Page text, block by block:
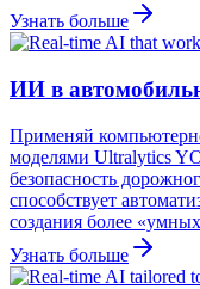
Узнать больше
ИИ в
Применяй
моделями Ultralytics
безопасность
способствует
создания более
Узнать больше